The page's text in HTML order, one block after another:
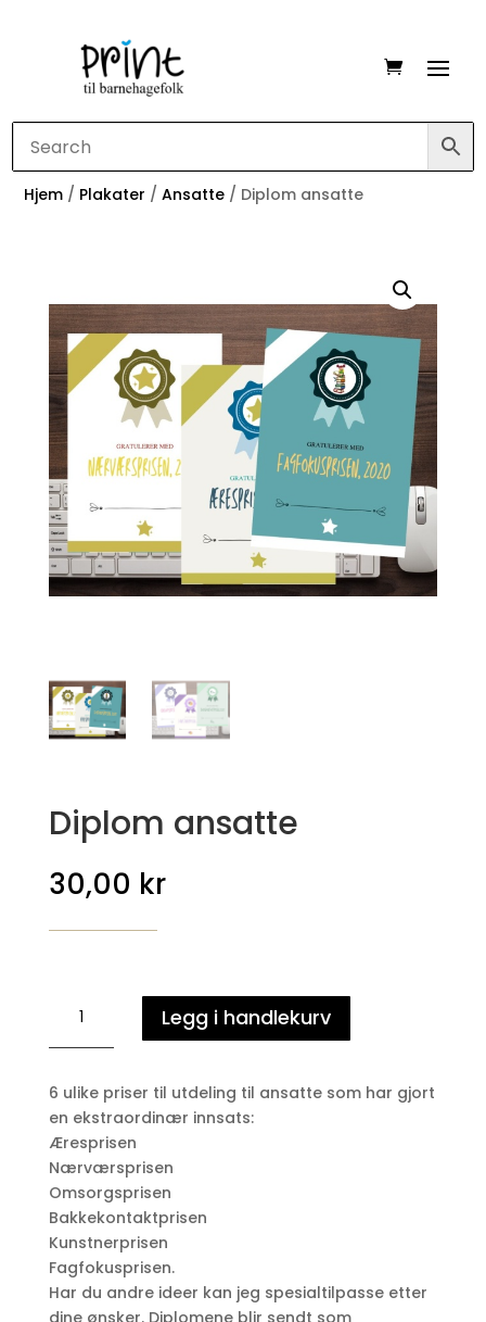
Hjem / Plakater /Ansatte / Diplom ansatte
Diplom ansatte
30,00 kr
ansatte
antall
Legg i handlekurv
6 ulike priser til utdeling til ansatte som har gjort
en ekstraordinær innsats:
Æresprisen
Nærværsprisen
Omsorgsprisen
Bakkekontaktprisen
Kunstnerprisen
Fagfokusprisen.
Har du andre ideer kan jeg spesialtilpasse etter